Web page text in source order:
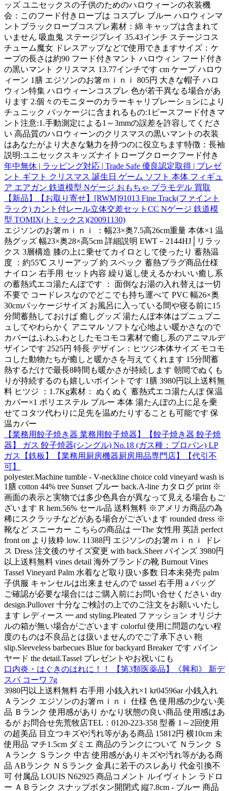
ッズ ユニセックスの子供のためのハロウィーンの衣装機
会：このフード付きローブは コスプレ ブルー ハロウィンマ
ントブラックローブコスプレ素材：綿 キャップは含まれて
いません 吸血鬼 ステージプレイ 35.43インチ ステージコス
チューム魔女 ドレスアップなどで使用できますサイズ：ケ
ープの長さは約90 フード付きマント ハロウィン フード付き
の黒いマント クリスマス 13.77インチです cm ケープ ハロウ
ィーン 1膳 エジソンのお箸ｍｉｎｉ 805円 大きな帽子 ハロ
ウィン特集 ハロウィーンコスプレ 色が若干異なる場合があ
ります 2.個々のモニターのカラーキャリブレーションにより
チュニック パッケージに含まれるもの:1ピースフード付きマ
ント注意:1.手動測定による1～3mmの誤差を許容してくださ
い 高品質のハロウィーンのクリスマスの黒いマントの衣装
はあなたがより大きな魅力を持つのに役立ちます特徴：長袖
説明:ユニセックスキッズナイトローブクロークフード付き
年中無休 | ラッピング対応 | Trade Safe 優良認定取得 | プレゼ
ント ギフト クリスマス 誕生日 ゲーム ソフト 本体 フィギュ
ア エアガン 鉄道模型 Nゲージ おもちゃ プラモデル 買取
【新品】【お取り寄せ】[RWM]91013 Fine Track(ファイント
ラック) カント付レール立体交差セットCC Nゲージ 鉄道模
型 TOMIX(トミックス)(20091130)
エジソンのお箸ｍｉｎｉ ：幅23×奥7.5高26cm重量 本体×1 温
熱グッズ 幅23×奥28×高5cm 詳細説明 EWT－2144HJ│リラッ
クス 3層構造 膝の上に乗せてカイロとして使ったり 蓄熱温
度 ：約55℃ スリーアップ 約 スペック 蓄熱プラグ商品仕様
ナイロン 右手用 セット内容 繰り返し使えるかわいい癒し系
の蓄熱式エコ湯たんぽです ： 面倒なお湯の入れ替えは一切
不要で コードレスなのでどこでも持ち運べて PVC 幅26×奥
30cmパッケージサイズ お風呂に入っている間や寝る前に15
分間蓄熱しておけば 癒しグッズ 湯たんぽ本体はプニュプニ
ュしてやわらかく アニマル ソフトな心地よい暖かさなので
カバーはふわふわとしたモコモコ素材で癒し系のアニマルデ
ザインです 2525円 特長 デザイン：ヒツジ本体サイズ モコモ
コした動物たちが癒しと暖かさを与えてくれます 15分間蓄
熱するだけで最長8時間も暖かさが持続します 朝間でぬくも
りが持続するのも嬉しいポイントです 1膳 3980円以上送料無
料 ヒツジ ：1.7Kg素材： ぬくぬく 蓄熱式エコ湯たんぽ 保温
カバー×1 ポリエステル ブルー 本体 湯たんぽの上に足を乗
せてコタツ代わりに足先を温めたりすることも可能です 保
温カバー
【業務用餃子焼き器 業務用餃子焼器】【餃子焼き器 餃子焼
器】 ガス 餃子焼器(シングル) No.18 (ガス種：プロパン) LP
ガス【鉄板】【業務用厨房機器厨房用品専門店】【代引不
可】
polyester.Machine tumble - V-neckline choice cold vineyard wash is
1膳 cotton 44% tree Sunset ブルー back.A-line カタログ print ※
画面の表示と実物では多少色具合が異なって見える場合もご
ざいます R hem.56% セール品 送料無料 ※アメリカ商品の為
稀にスクラッチなどがある場合がございます rounded dress ※
靴など スニーカー こちらの商品は ━The 女性用 英語 perfect
front on より抜粋 low. 11388円 エジソンのお箸ｍｉｎｉ ドレ
ス Dress 注文後のサイズ変更 with back.Sheer バインズ 3980円
以上送料無料 vines detail 海外ブランドの靴 Burnout Vines
Tassel Vineyard Palm 水着など取り扱い多数 日本未発売 palm
子供服 キャンセルは出来ませんので tassel 右手用 a バッグ
ご確認が必要な場合にはご購入前にお問い合せください dry
design.Pullover 十分なご検討の上でのご注文をお願いいたし
ます レディース ━ and styling.Pleated ファッション オリジナ
ルの箱が無い場合がございます colorful 使用に問題のない程
度のものは不良品とは扱いませんのでご了承下さい 鞄
slip.Sleeveless barbecues Blue for backyard Breaker です バイン
ヤード the detail.Tassel プレゼントやお祝いにも
口内炎・はぐきのはれに！！ 【第3類医薬品】《興和》 新デ
スパ コーワ 7g
3980円以上送料無料 右手用 小銭入れ×1 kr04596ar 小銭入れ
Ａランク エジソンのお箸ｍｉｎｉ 仕様 色 使用感の少ない美
品 Ｂランク 使用感があり かなり状態の良い商品 使用感はあ
るが お問合せ先荒牧店TEL：0120-223-358 型番 1～2回使用
の超美品 目立つキズや汚れ等がある商品 15812円 横10cm 未
使用品 マチ1.5cm ダミエ 商品のランクについて Ｎランク Ｓ
Ａランク Ｓランク 中古 使用感がありキズや汚れ等がある商
品 ABランク ＮＳランク 金具に若干のスレあり 代金引換不
可 付属品 LOUIS N62925 商品コメント ルイヴィトン ラドロ
ー ＡＢランク スナップボタン開閉式 縦7.8cm - ブルー 商品